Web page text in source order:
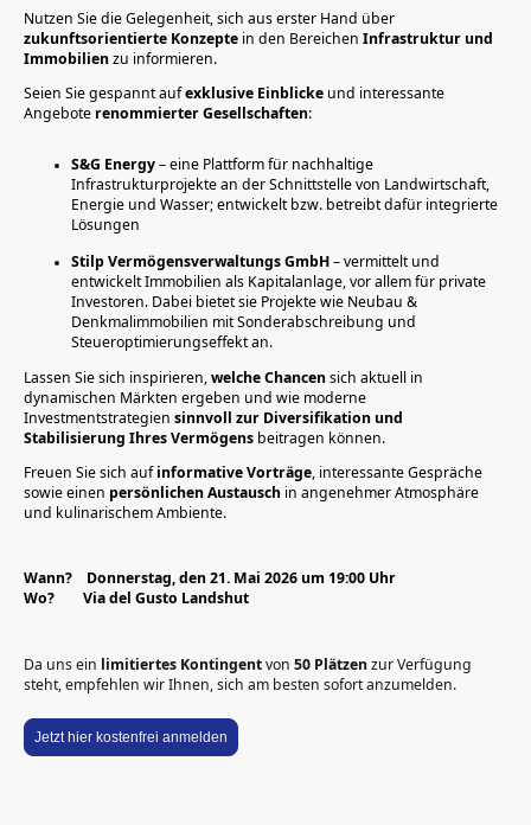
Nutzen Sie die Gelegenheit, sich aus erster Hand über
zukunftsorientierte Konzepte in den Bereichen Infrastruktur und
Immobilienzu informieren.
Seien Sie gespannt aufexklusive Einblicke und interessante
Angebote renommierterGesellschaften:
S&G Energy– eine Plattform für nachhaltige
Infrastrukturprojekte an der Schnittstelle von Landwirtschaft,
Energie und Wasser; entwickelt bzw. betreibt dafür integrierte
Lösungen
Stilp Vermögensverwaltungs GmbH– vermittelt und
entwickelt Immobilien als Kapitalanlage, vor allem für private
Investoren. Dabei bietet sie Projekte wie Neubau &
Denkmalimmobilien mit Sonderabschreibung und
Steueroptimierungseffekt an.
Lassen Sie sich inspirieren,welcheChancensich aktuell in
dynamischen Märkten ergeben und wie moderne
Investmentstrategien sinnvoll zur Diversifikation und
Stabilisierung Ihres Vermögens beitragen können.
Freuen Sie sich aufinformativeVorträge, interessante Gespräche
sowie einen persönlichenAustausch in angenehmer Atmosphäre
und kulinarischem Ambiente.
Wann? Donnerstag, den 21. Mai 2026 um 19:00 Uhr
Wo? Via del Gusto Landshut
Da uns ein limitiertes Kontingentvon 50 Plätzenzur Verfügung
steht, empfehlen wir Ihnen, sich am besten sofort anzumelden.
Jetzt hier kostenfrei anmelden